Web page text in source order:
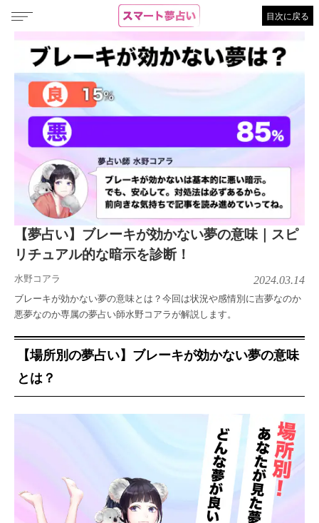
目次に戻る
【夢占い】ブレーキが効かない夢の意味｜スピ
リチュアル的な暗示を診断！
水野コアラ 2024.03.14
ブレーキが効かない夢の意味とは？今回は状況や感情別に吉夢なのか
悪夢なのか専属の夢占い師水野コアラが解説します。
【場所別の夢占い】ブレーキが効かない夢の意味
とは？